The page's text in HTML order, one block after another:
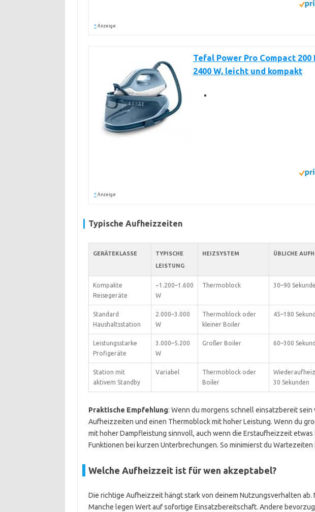
* Anzeige
Tefal Power Pro Compact
2400 W, leicht und kompakt
* Anzeige
Typische Aufheizzeiten
GERÄTEKLASSE
TYPISCHE
LEISTUNG
HEIZSYSTEM ÜBLICHE
Kompakte
Reisegeräte
~1.200–1.600
W
Thermoblock 30–90
Standard
Haushaltsstation
2.000–3.000
W
Thermoblock oder
kleiner Boiler
45–180
Leistungsstarke
Profigeräte
3.000–5.200
W
Großer Boiler 60–300
Station mit
aktivem Standby
Variabel
Thermoblock oder
Boiler
30 Sekunden
Praktische Empfehlung: Wenn du morgens schnell einsatzbereit
Aufheizzeiten und einen Thermoblock mit hoher Leistung. Wenn du
mit hoher Dampfleistung sinnvoll, auch wenn die Erstaufheizzeit etwas
Funktionen bei kurzen Unterbrechungen. So minimierst du Wartezeiten
Welche Aufheizzeit ist für wen akzeptabel?
Die richtige Aufheizzeit hängt stark von deinem Nutzungsverhalten ab.
Manche legen Wert auf sofortige Einsatzbereitschaft. Andere